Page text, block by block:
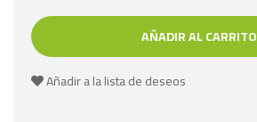
AÑADIR AL CARRITO
Añadir a la lista de deseos